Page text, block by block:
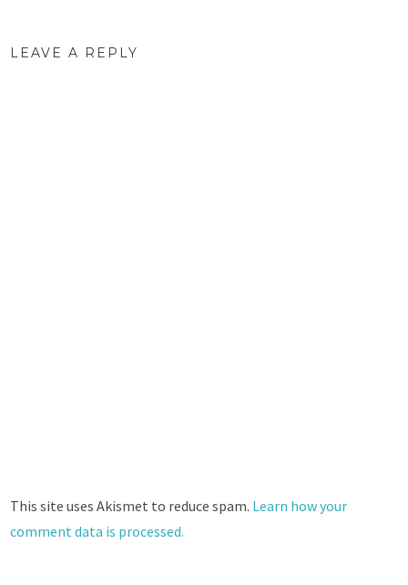
LEAVE A REPLY
This site uses Akismet to reduce spam. Learn how your
comment data is processed.